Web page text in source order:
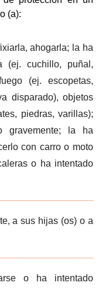
(a):
ahogarla; la ha
(ej. cuchillo, puñal,
(ej. escopetas,
disparado), objetos
piedras, varillas);
gravemente; la ha
con carro o moto
o ha intentado
a sus hijas (os) o a
o ha intentado